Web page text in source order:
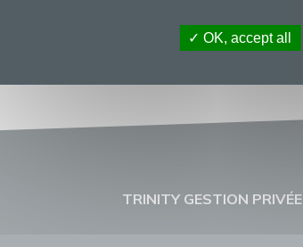
TRINITY GESTION PRIVÉE
OK, accept all